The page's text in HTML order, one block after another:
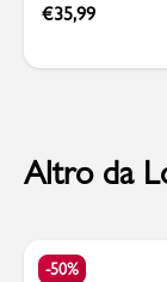
€35,99
Altro da
-50%